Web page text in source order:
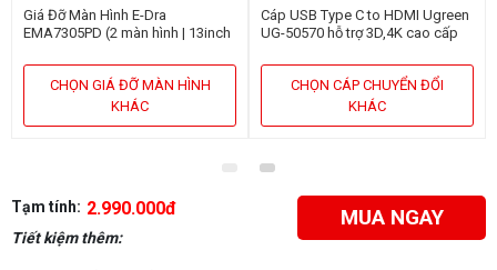
Giá Đỡ Màn Hình E-Dra
EMA7305PD (2 màn hình | 13inch
CHỌN GIÁ ĐỠ MÀN HÌNH
KHÁC
Cáp USB Type C to HDMI Ugreen
UG-50570 hỗ trợ 3D,4K cao cấp
CHỌN CÁP CHUYỂN ĐỔI
KHÁC
Tạm tính: 2.990.000đ
Tiết kiệm thêm:
MUA NGAY